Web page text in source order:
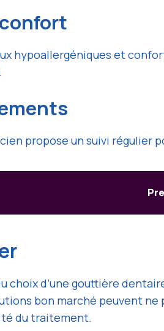
hypoallergéniques et
propose un suivi régulier
choix d’une gouttière
bon marché peuvent ne
du traitement.